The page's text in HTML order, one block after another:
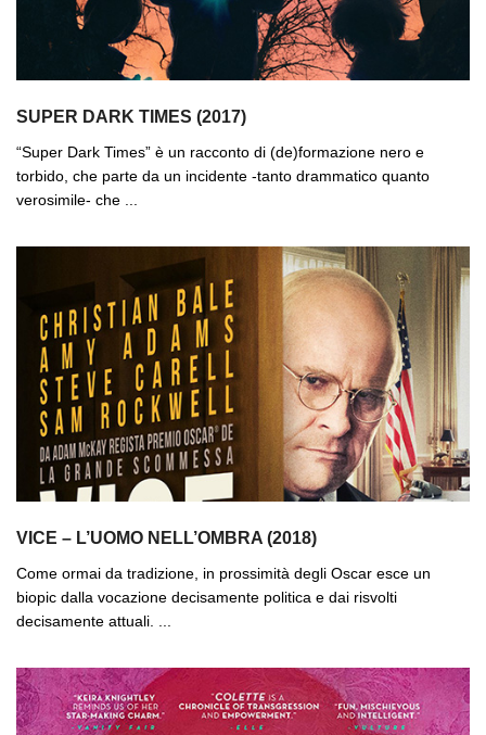
SUPER DARK TIMES (2017)
“Super Dark Times” è un racconto di (de)formazione nero e
torbido, che parte da un incidente -tanto drammatico quanto
verosimile- che ...
VICE – L’UOMO NELL’OMBRA (2018)
Come ormai da tradizione, in prossimità degli Oscar esce un
biopic dalla vocazione decisamente politica e dai risvolti
decisamente attuali. ...